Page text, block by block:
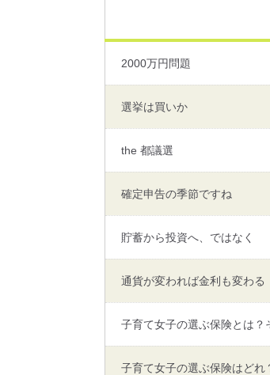
2000万円問題
選挙は買いか
the 都議選
確定申告の季節ですね
貯蓄から投資へ、ではなく
通貨が変われば金利も変わる
子育て女子の選ぶ保険とは？
子育て女子の選ぶ保険はどれ